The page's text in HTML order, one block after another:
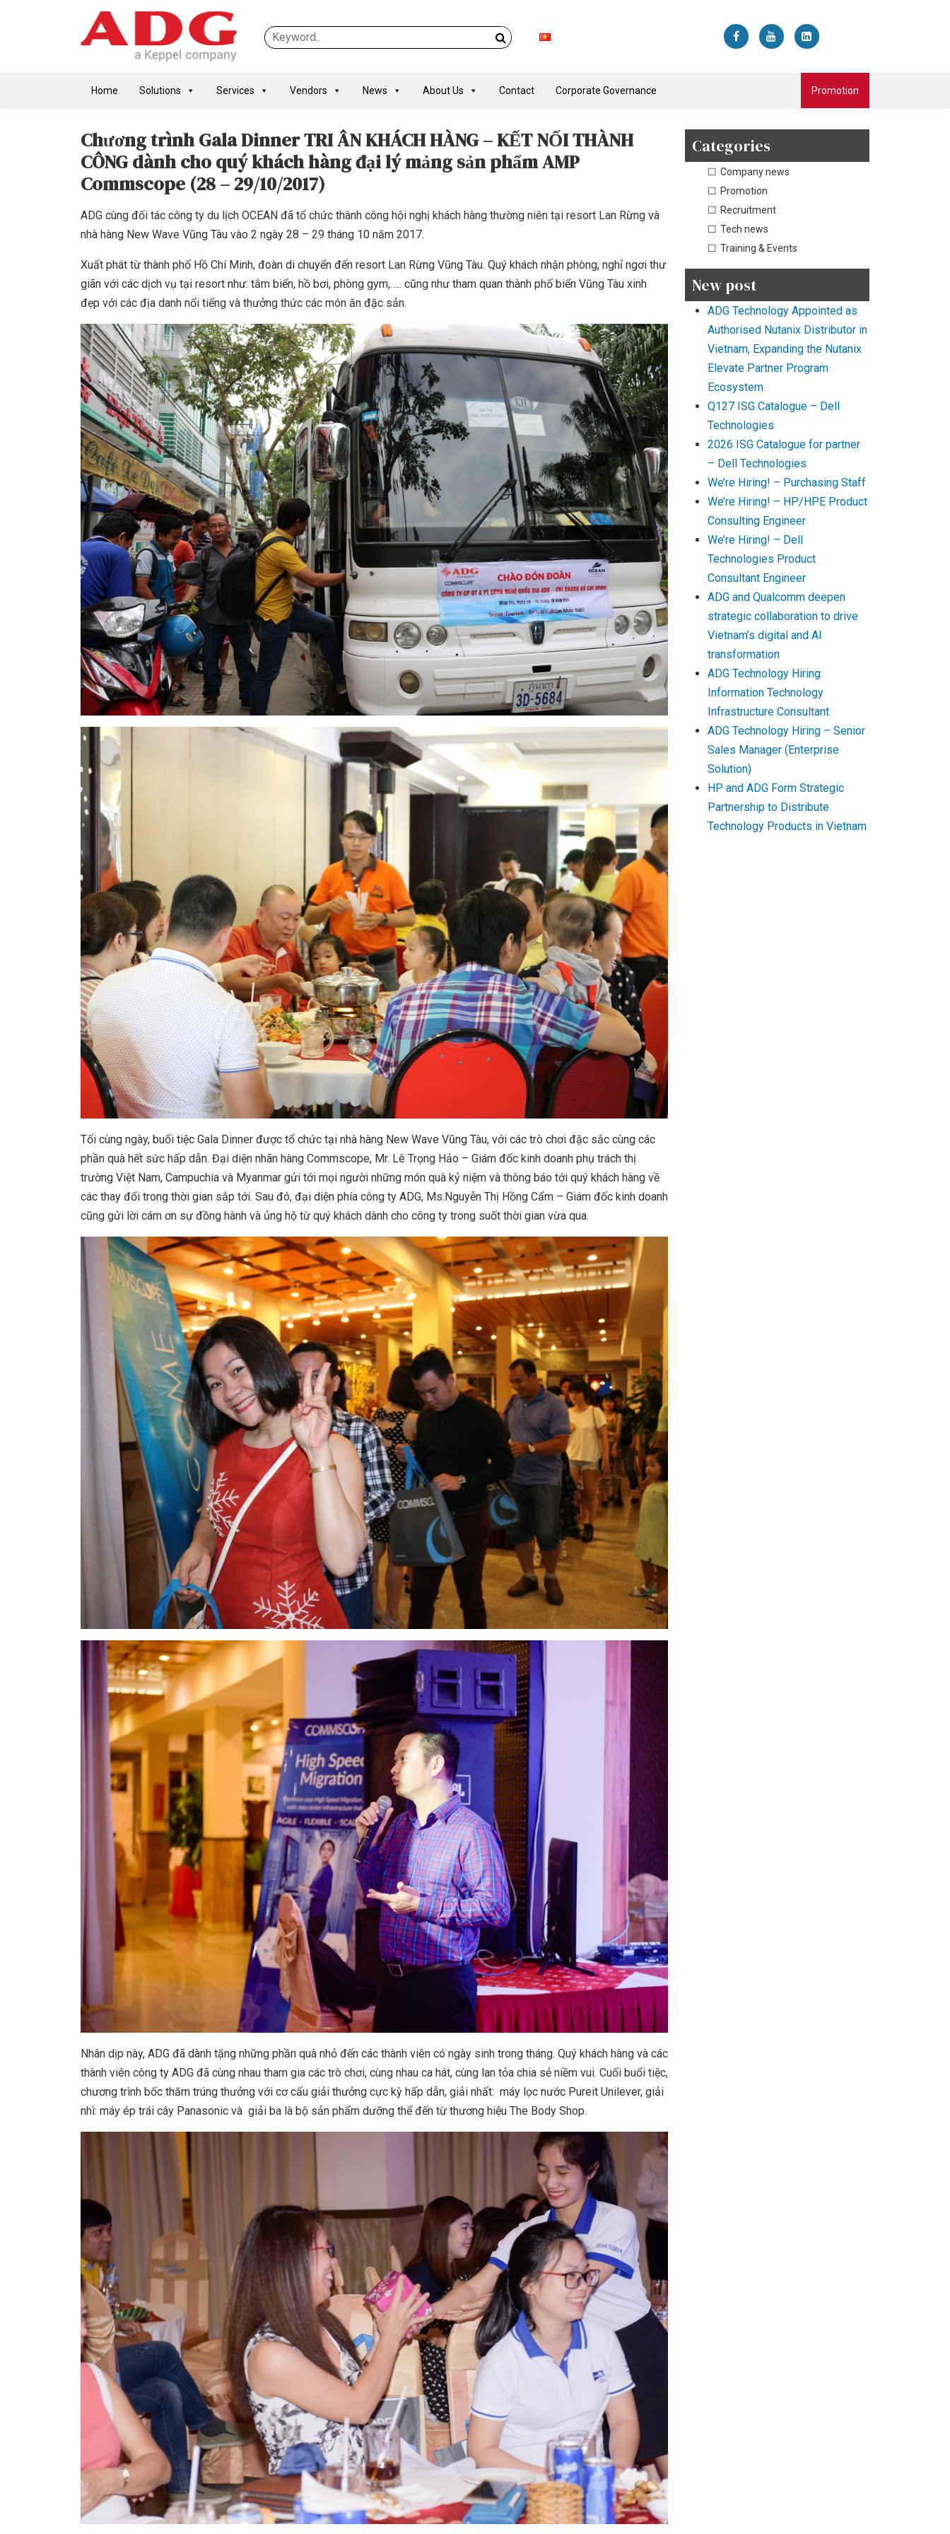
Home Solutions Services Vendors News About Us Contact Corporate Governance Promotion
Chương trình Gala Dinner TRI ÂN KHÁCH HÀNG – KẾT NỐI THÀNH
CÔNG dành cho quý khách hàng đại lý mảng sản phẩm AMP
Commscope (28 – 29/10/2017)
ADG cùng đối tác công ty du lịch OCEAN đã tổ chức thành công hội nghị khách hàng thường niên tại resort Lan Rừng và
nhà hàng New Wave Vũng Tàu vào 2 ngày 28 – 29 tháng 10 năm 2017.
Xuất phát từ thành phố Hồ Chí Minh, đoàn di chuyển đến resort Lan Rừng Vũng Tàu. Quý khách nhận phòng, nghỉ ngơi thư
giãn với các dịch vụ tại resort như: tắm biển, hồ bơi, phòng gym,….. cũng như tham quan thành phố biển Vũng Tàu xinh
đẹp với các địa danh nổi tiếng và thưởng thức các món ăn đặc sản.
Tối cùng ngày, buổi tiệc Gala Dinner được tổ chức tại nhà hàng New Wave Vũng Tàu, với các trò chơi đặc sắc cùng các
phần quà hết sức hấp dẫn. Đại diện nhãn hàng Commscope, Mr. Lê Trọng Hảo – Giám đốc kinh doanh phụ trách thị
trường Việt Nam, Campuchia và Myanmar gửi tới mọi người những món quà kỷ niệm và thông báo tới quý khách hàng về
các thay đổi trong thời gian sắp tới. Sau đó, đại diện phía công ty ADG, Ms.Nguyễn Thị Hồng Cẩm – Giám đốc kinh doanh
cũng gửi lời cám ơn sự đồng hành và ủng hộ từ quý khách dành cho công ty trong suốt thời gian vừa qua.
Nhân dịp này, ADG đã dành tặng những phần quà nhỏ đến các thành viên có ngày sinh trong tháng. Quý khách hàng và các
thành viên công ty ADG đã cùng nhau tham gia các trò chơi, cùng nhau ca hát, cùng lan tỏa chia sẻ niềm vui. Cuối buổi tiệc,
chương trình bốc thăm trúng thưởng với cơ cấu giải thưởng cực kỳ hấp dẫn, giải nhất: máy lọc nước Pureit Unilever, giải
nhì: máy ép trái cây Panasonic và giải ba là bộ sản phẩm dưỡng thể đến từ thương hiệu The Body Shop.
Categories
Company news
Promotion
Recruitment
Tech news
Training & Events
New post
ADG Technology Appointed as
Authorised Nutanix Distributor in
Vietnam, Expanding the Nutanix
Elevate Partner Program
Ecosystem
Q127 ISG Catalogue – Dell
Technologies
2026 ISG Catalogue for partner
– Dell Technologies
We’re Hiring! – Purchasing Staff
We’re Hiring! – HP/HPE Product
Consulting Engineer
We’re Hiring! – Dell
Technologies Product
Consultant Engineer
ADG and Qualcomm deepen
strategic collaboration to drive
Vietnam’s digital and AI
transformation
ADG Technology Hiring:
Information Technology
Infrastructure Consultant
ADG Technology Hiring – Senior
Sales Manager (Enterprise
Solution)
HP and ADG Form Strategic
Partnership to Distribute
Technology Products in Vietnam